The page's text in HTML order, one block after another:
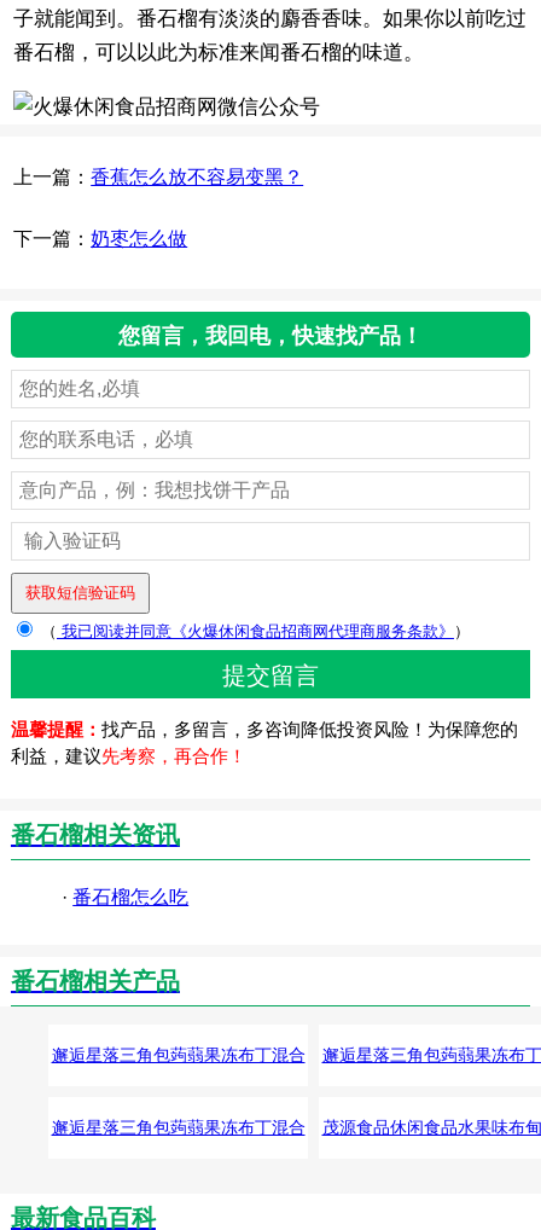
子就能闻到。番石榴有淡淡的麝香香味。如果你以前吃过
番石榴，可以以此为标准来闻番石榴的味道。
上一篇：香蕉怎么放不容易变黑？
下一篇：奶枣怎么做
您留言，我回电，快速找产品！
（ 我已阅读并同意《火爆休闲食品招商网代理商服务条款》 ）
温馨提醒： 找产品，多留言，多咨询降低投资风险！为保障您的
利益，建议先考察，再合作！
番石榴相关资讯
·番石榴怎么吃
番石榴相关产品
邂逅星落三角包蒟蒻果冻布丁混合
水果味高颜值休闲零食番石榴味
邂逅星落三角包蒟蒻果冻布
水果味高颜值网红零食番石
邂逅星落三角包蒟蒻果冻布丁混合 茂源食品休闲食品水果味布
最新食品百科